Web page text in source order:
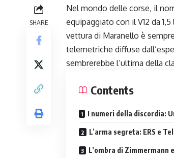
SHARE
Nel mondo delle corse, il
equipaggiato con il V12 da
vettura di Maranello è
telemetriche diffuse
sembrerebbe l’ultima della
Contents
I numeri della discordia:
L’arma segreta: ERS e
L’ombra di Zimmermann